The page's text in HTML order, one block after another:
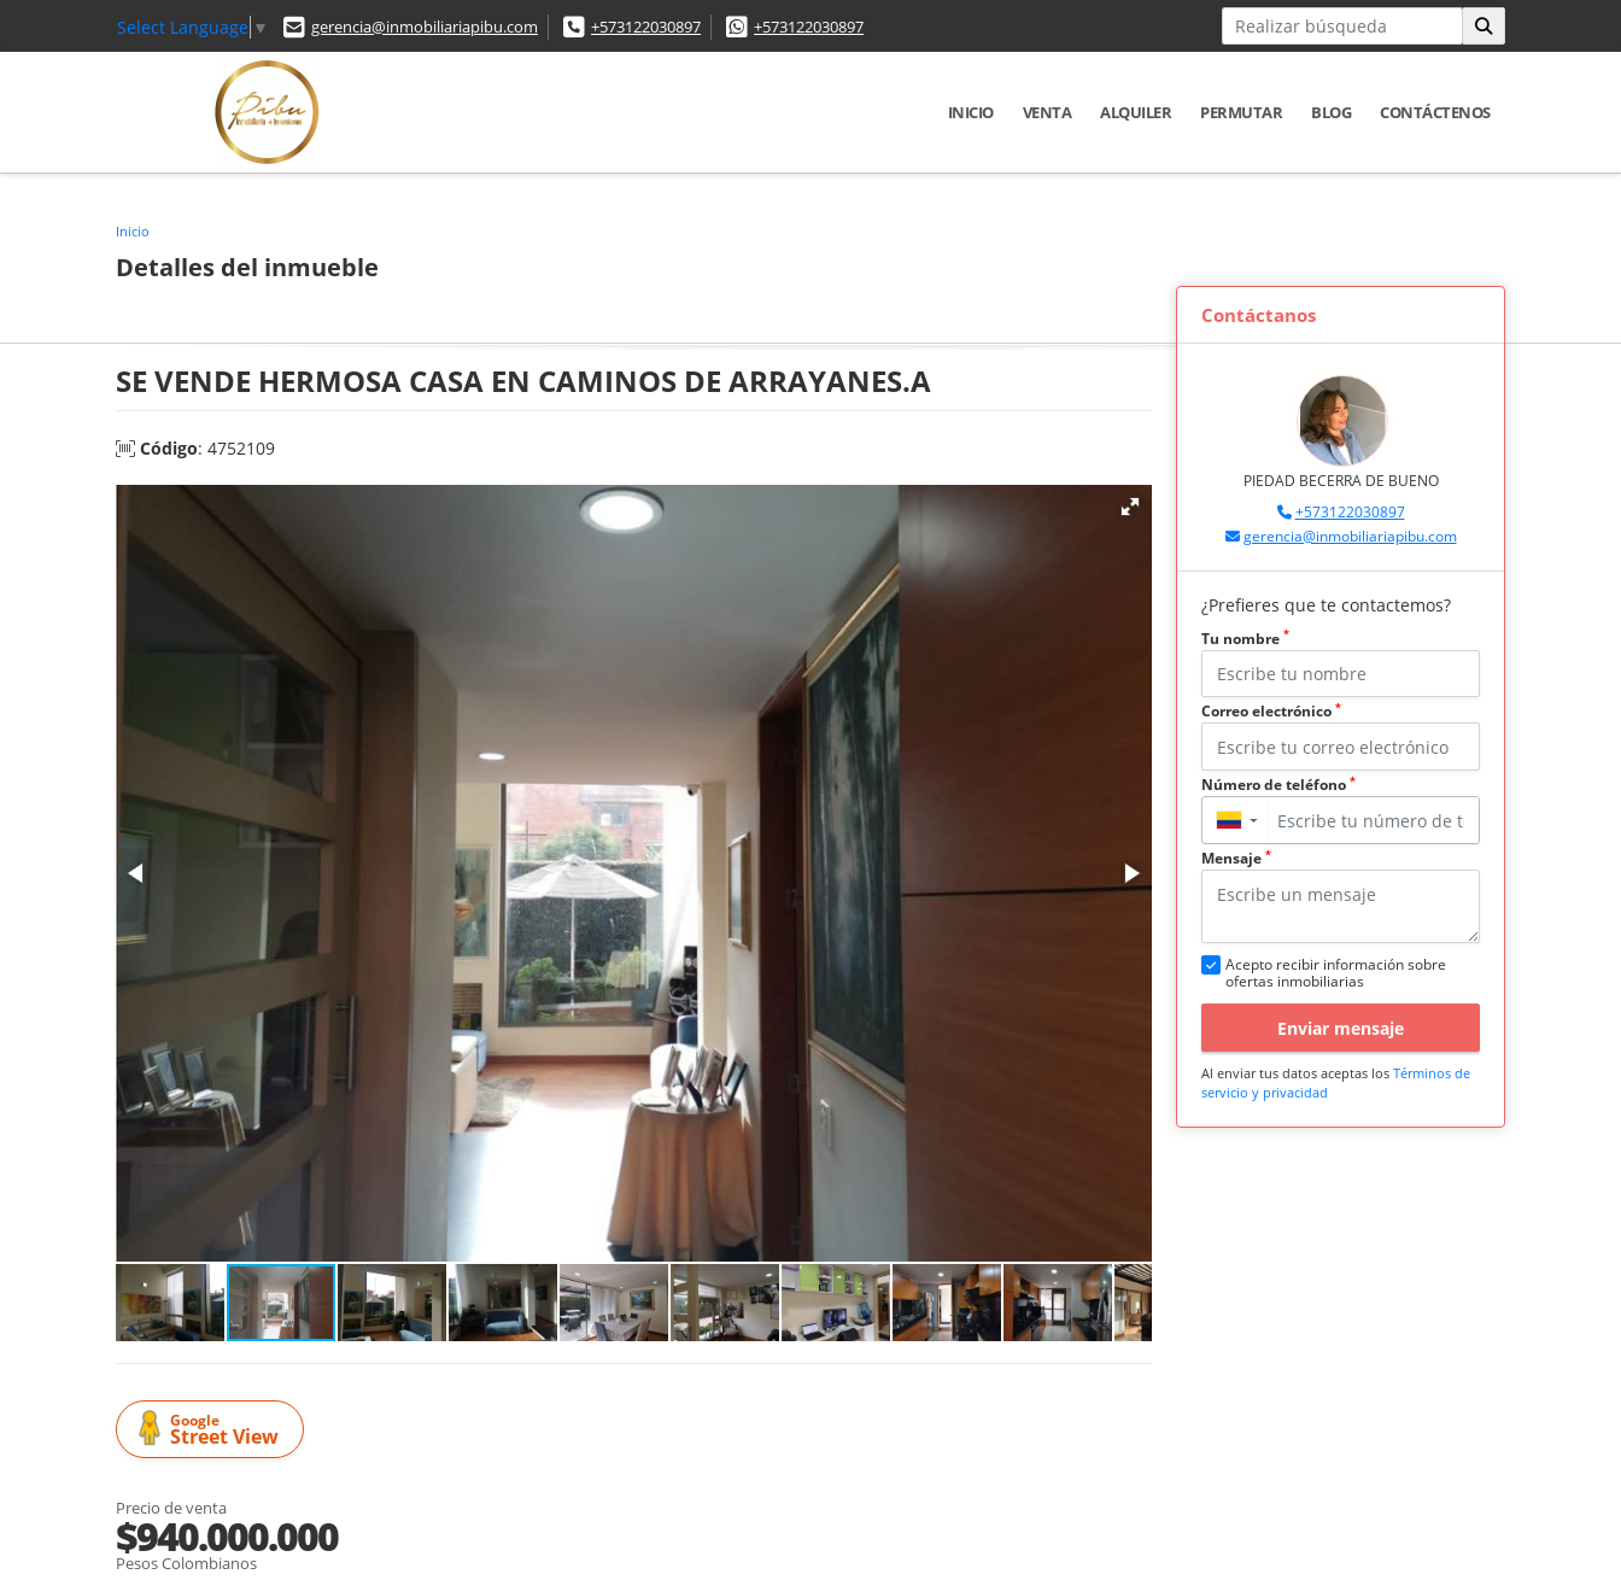
Select Language ▼ gerencia@inmobiliariapibu.com +573122030897 +573122030897
INICIO VENTA ALQUILER PERMUTAR BLOG CONTÁCTENOS
Inicio
Detalles del inmueble
SE VENDE HERMOSA CASA EN CAMINOS DE ARRAYANES.A
Código: 4752109
Google
Street View
Precio de venta
$940.000.000
Pesos Colombianos
Contáctanos
PIEDAD BECERRA DE BUENO
+573122030897
gerencia@inmobiliariapibu.com
¿Prefieres que te contactemos?
Tu nombre *
Correo electrónico *
Número de teléfono *
▼
Mensaje *
Acepto recibir información sobre
ofertas inmobiliarias
Enviar mensaje
Al enviar tus datos aceptas los Términos de
servicio y privacidad